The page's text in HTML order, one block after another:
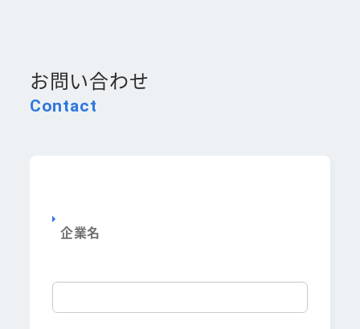
Contact
お問い合わせ
企業名